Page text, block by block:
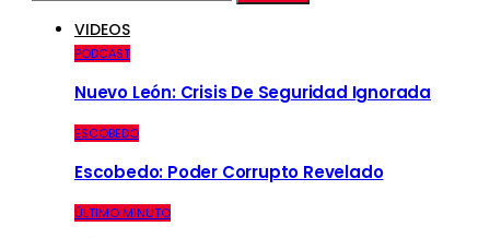
VIDEOS
PODCAST
Nuevo León: Crisis De Seguridad Ignorada
ESCOBEDO
Escobedo: Poder Corrupto Revelado
ÚLTIMO MINUTO